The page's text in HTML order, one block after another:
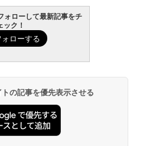
ォローして最新記事をチ
ック！
の記事を優先表示させる